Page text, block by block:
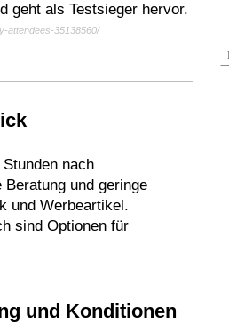
geht als Testsieger hervor.
attendees-35138560/
nach
und geringe
und Werbeartikel.
sind Optionen für
und Konditionen